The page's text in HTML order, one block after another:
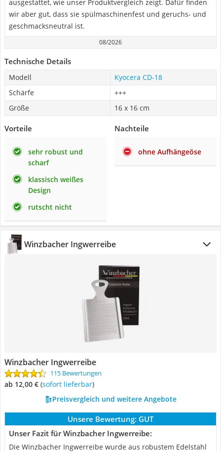
ausgestattet, wie unser Produktvergleich zeigt. Dafür finden
wir aber gut, dass sie spülmaschinenfest und geruchs- und
geschmacksneutral ist.
08/2026
Technische Details
Modell
Kyocera CD-18
Schärfe
+++
Größe
16 x 16 cm
Vorteile
sehr robust und
scharf
klassisch weißes
Design
rutscht nicht
Nachteile
ohne Aufhängeöse
Winzbacher Ingwerreibe
Winzbacher Ingwerreibe
115 Bewertungen
ab 12,00 € ( Sofort lieferbar)
Preisvergleich und weitere Angebote
Unsere Bewertung: GUT
Unser Fazit für Winzbacher Ingwerreibe:
Die Winzbacher Ingwerreibe wurde aus robustem Edelstahl